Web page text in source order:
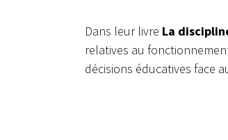
Dans leur livre La
relatives au
décisions éducatives face